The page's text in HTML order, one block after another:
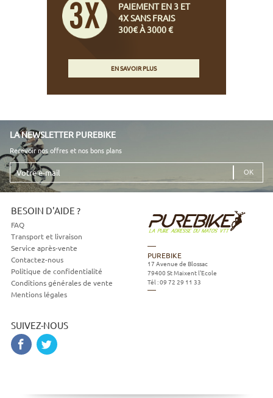
PAIEMENT EN 3 ET
4X SANS FRAIS
300€ À 3000 €
EN SAVOIR PLUS
LA NEWSLETTER PUREBIKE
Recevoir nos offres et nos bons plans
Votre
e-
mail
BESOIN D'AIDE ?
FAQ
Transport et livraison
Service après-vente
Contactez-nous
Politique de confidentialité
Conditions générales de vente
Mentions légales
SUIVEZ-NOUS
PUREBIKE
17 Avenue de Blossac
79400 St Maixent l'Ecole
Tél :09 72 29 11 33